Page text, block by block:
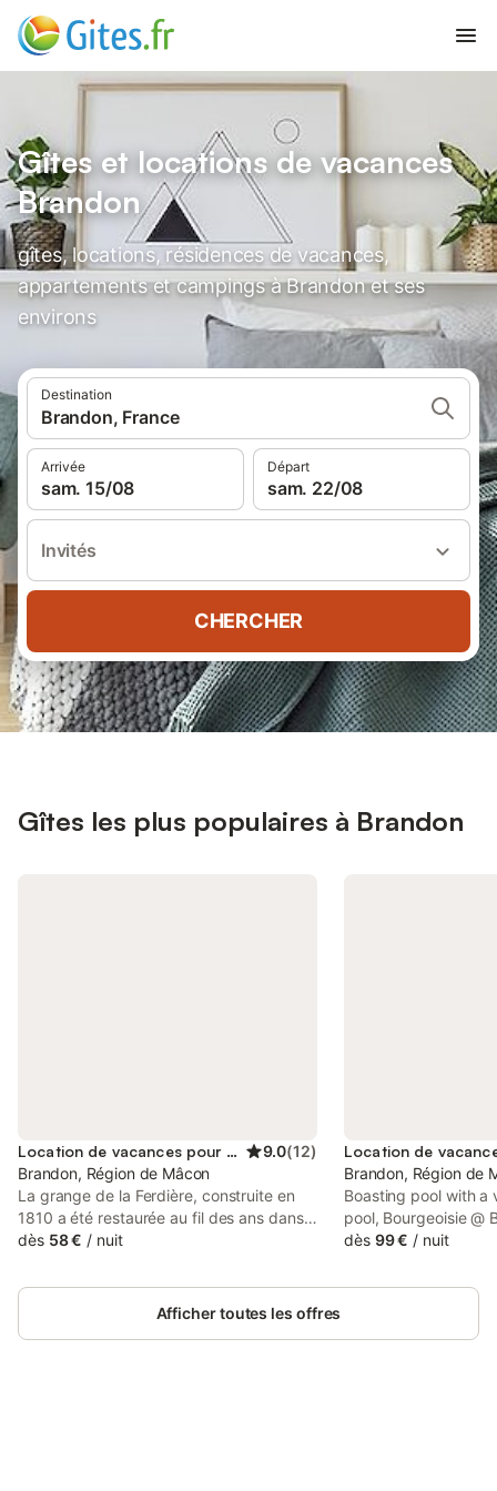
Gîtes et locations de vacances
Brandon
gîtes, locations, résidences de vacances,
appartements et campings à Brandon et ses
environs
Destination
Brandon, France
Arrivée
sam. 15/08
Départ
sam. 22/08
Invités
CHERCHER
Gîtes les plus populaires à Brandon
Location de vacances pour 4 personnes 9.0(12)
Brandon, Région de Mâcon
La grange de la Ferdière, construite en
1810 a été restaurée au fil des ans dans
un style champêtre et authentique. Nous
confortables, décorées de façon
personnalisée et dotées de sanitaires
dès 58 € / nuit
Brandon, Région de
Boasting pool with a
pool, Bourgeoisie @
breakfast set in a
Centre. This
dès 99 € / nuit
Afficher toutes les offres